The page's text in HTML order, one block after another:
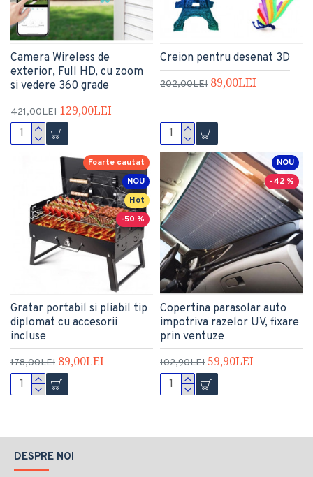
Camera Wireless de
exterior, Full HD, cu zoom
si vedere 360 grade
421,00LEI 129,00LEI
Creion pentru desenat 3D
202,00LEI 89,00LEI
NOU
Hot
Foarte cautat
-50 %
Gratar portabil si pliabil tip
diplomat cu accesorii
incluse
178,00LEI 89,00LEI
NOU
-42 %
Copertina parasolar auto
impotriva razelor UV, fixare
prin ventuze
102,90LEI 59,90LEI
DESPRE NOI